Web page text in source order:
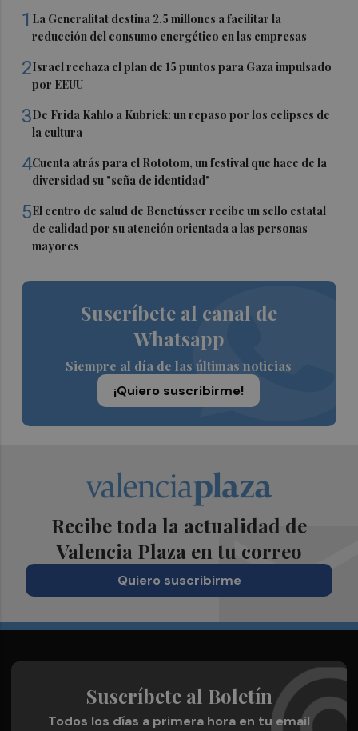
1 La Generalitat destina 2,5 millones a facilitar la
reducción del consumo energético en las empresas
2Israel rechaza el plan de 15 puntos para Gaza impulsado
por EEUU
3De Frida Kahlo a Kubrick: un repaso por los eclipses de
la cultura
4Cuenta atrás para el Rototom, un festival que hace de la
diversidad su "seña de identidad"
5El centro de salud de Benetússer recibe un sello estatal
de calidad por su atención orientada a las personas
mayores
Suscríbete al canal de
Whatsapp
Siempre al día de las últimas noticias
¡Quiero suscribirme!
Recibe toda la actualidad de
Valencia Plaza en tu correo
Quiero suscribirme
Suscríbete al Boletín
Todos los días a primera hora en tu email